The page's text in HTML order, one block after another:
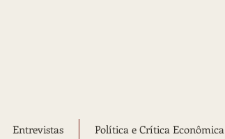
Entrevistas Política e Crítica Econômica